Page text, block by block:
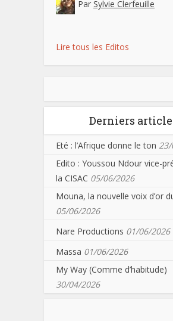
Par Sylvie Clerfeuille
Lire tous les Editos
Derniers
Eté : l’Afrique donne le ton 23/
Edito : Youssou Ndour vice-
la CISAC 05/06/2026
Mouna, la nouvelle voix d’or
05/06/2026
Nare Productions 01/06/2026
Massa 01/06/2026
My Way (Comme d’habitude)
30/04/2026